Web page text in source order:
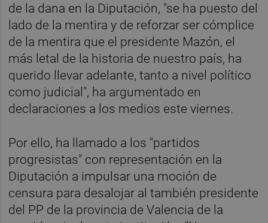
de la dana en la Diputación, "se ha puesto del
lado de la mentira y de reforzar ser cómplice
de la mentira que el presidente Mazón, el
más letal de la historia de nuestro país, ha
querido llevar adelante, tanto a nivel político
como judicial", ha argumentado en
declaraciones a los medios este viernes.
Por ello, ha llamado a los "partidos
progresistas" con representación en la
Diputación a impulsar una moción de
censura para desalojar al también presidente
del PP de la provincia de Valencia de la